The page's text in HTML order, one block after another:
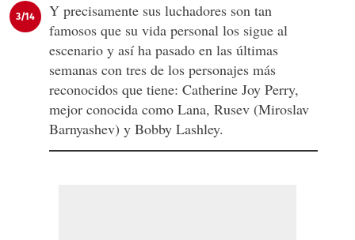
3/14
Y precisamente sus luchadores son tan
famosos que su vida personal los sigue al
escenario y así ha pasado en las últimas
semanas con tres de los personajes más
reconocidos que tiene: Catherine Joy Perry,
mejor conocida como Lana, Rusev (Miroslav
Barnyashev) y Bobby Lashley.